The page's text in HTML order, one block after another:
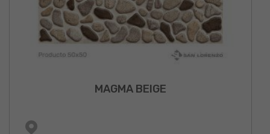
MAGMA BEIGE